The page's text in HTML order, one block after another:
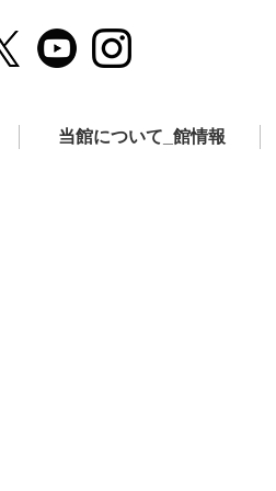
当館について_館情報